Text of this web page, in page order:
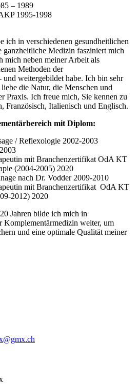
– 1989
1995-1998
ich in verschiedenen gesundheitlichen
ganzheitliche Medizin fasziniert mich
mich neben meiner Arbeit als
Methoden der
weitergebildet habe. Ich bin sehr
die Natur, die Menschen und
Praxis. Ich freue mich, Sie kennen zu
Französisch, Italienisch und Englisch.
mit Diplom:
/ Reflexologie 2002-2003
mit Branchenzertifikat OdA KT
(2004-2005) 2020
nach Dr. Vodder 2009-2010
mit Branchenzertifikat OdA KT
2012) 2020
Jahren bilde ich mich in
Komplementärmedizin weiter, um
und eine optimale Qualität meiner